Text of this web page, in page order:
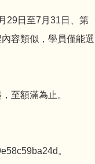
29日至7月31日、第
容類似，學員僅能選
至額滿為止。
。